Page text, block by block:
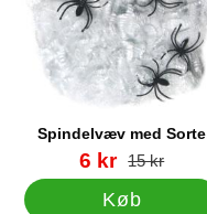
Spindelvæv med Sorte
Edderkopper 40g
Varenr 38697
pris
6 kr pris
15 kr
Køb